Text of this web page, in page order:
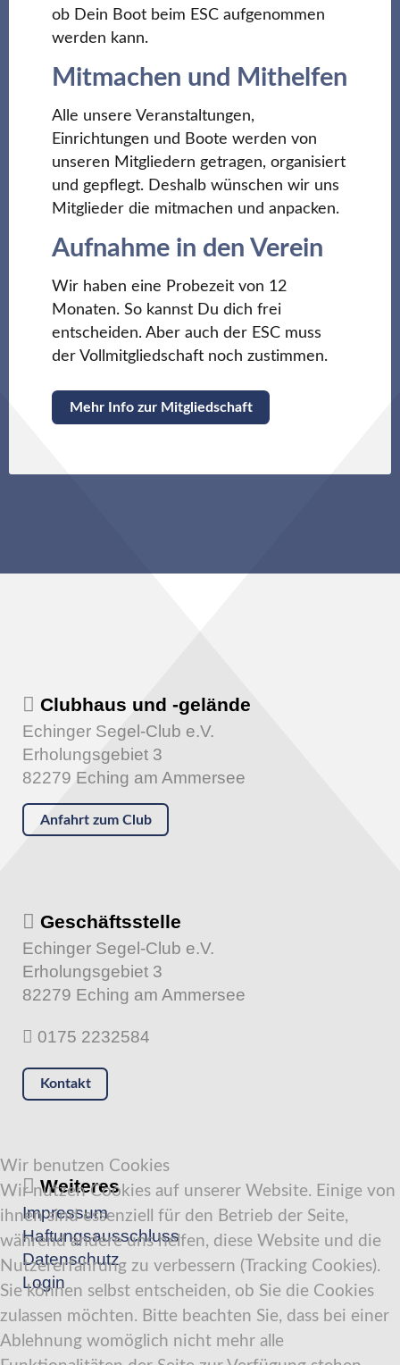
ob Dein Boot beim ESC aufgenommen
werden kann.
Mitmachen und Mithelfen
Alle unsere Veranstaltungen,
Einrichtungen und Boote werden von
unseren Mitgliedern getragen, organisiert
und gepflegt. Deshalb wünschen wir uns
Mitglieder die mitmachen und anpacken.
Aufnahme in den Verein
Wir haben eine Probezeit von 12
Monaten. So kannst Du dich frei
entscheiden. Aber auch der ESC muss
der Vollmitgliedschaft noch zustimmen.
Mehr Info zur Mitgliedschaft
Clubhaus und -gelände
Echinger Segel-Club e.V.
Erholungsgebiet 3
82279 Eching am Ammersee
Anfahrt zum Club
Geschäftsstelle
Echinger Segel-Club e.V.
Erholungsgebiet 3
82279 Eching am Ammersee
0175 2232584
Kontakt
Weiteres
Impressum
Haftungsausschluss
Datenschutz
Login
Wir benutzen Cookies
Wir nutzen Cookies auf unserer Website. Einige von
ihnen sind essenziell für den Betrieb der Seite,
während andere uns helfen, diese Website und die
Nutzererfahrung zu verbessern (Tracking Cookies).
Sie können selbst entscheiden, ob Sie die Cookies
zulassen möchten. Bitte beachten Sie, dass bei einer
Ablehnung womöglich nicht mehr alle